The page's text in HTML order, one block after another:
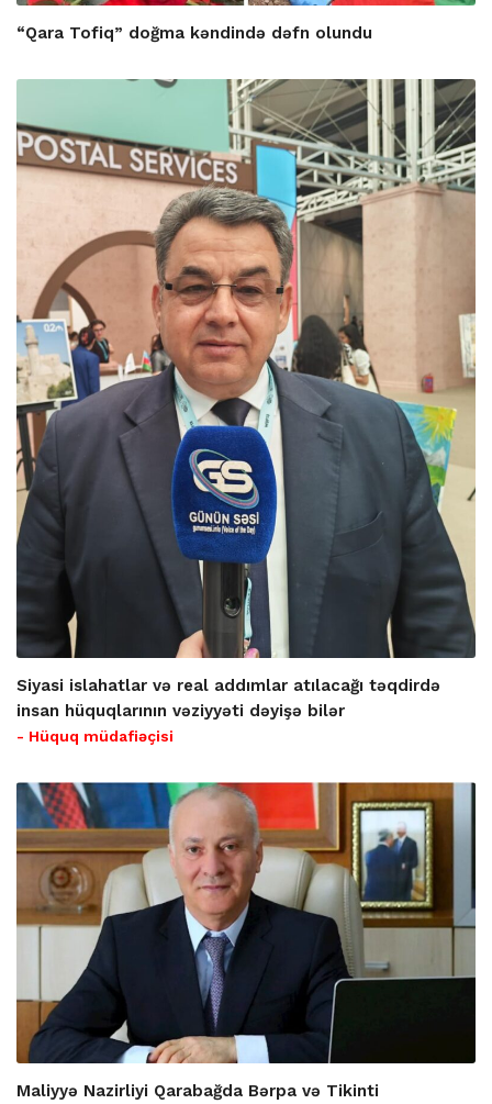
“Qara Tofiq” doğma kəndində dəfn olundu
Siyasi islahatlar və real addımlar atılacağı təqdirdə
insan hüquqlarının vəziyyəti dəyişə bilər
- Hüquq müdafiəçisi
Maliyyə Nazirliyi Qarabağda Bərpa və Tikinti